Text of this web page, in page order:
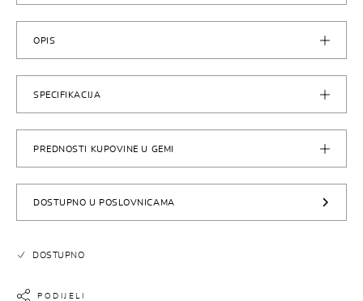
OPIS
SPECIFIKACIJA
PREDNOSTI KUPOVINE U GEMI
DOSTUPNO U POSLOVNICAMA
DOSTUPNO
PODIJELI